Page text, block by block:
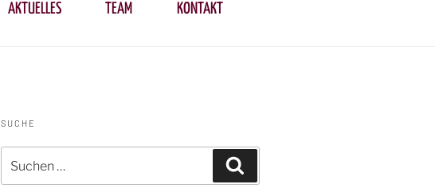
AKTUELLES TEAM KONTAKT
SUCHE
nach: